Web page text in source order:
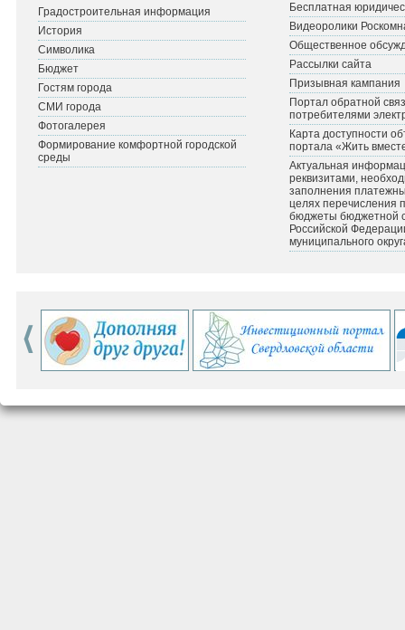
Градостроительная информация
История
Символика
Бюджет
Гостям города
СМИ города
Фотогалерея
Формирование комфортной городской
среды
Бесплатная
Видеоролики
Общественное
Рассылки сайта
Призывная кампания
Портал обратной
потребителями
Карта доступности
портала «Жить
Актуальная
реквизитами,
заполнения
целях перечисления
бюджеты бюджетной
Российской
муниципального